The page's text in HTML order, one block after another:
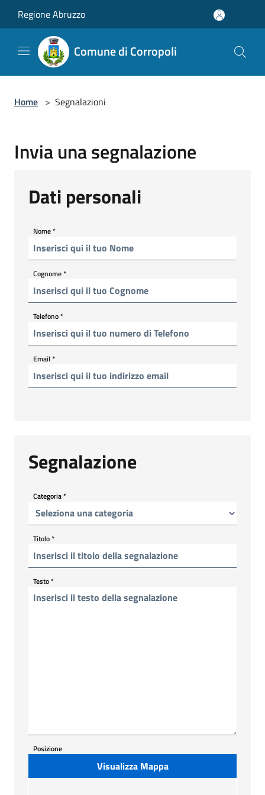
Regione Abruzzo
Comune di Corropoli
Home > Segnalazioni
Invia una segnalazione
Dati personali
Nome*
Cognome*
Telefono*
Email*
Segnalazione
Categoria*
Titolo*
Testo*
Posizione
Visualizza Mappa